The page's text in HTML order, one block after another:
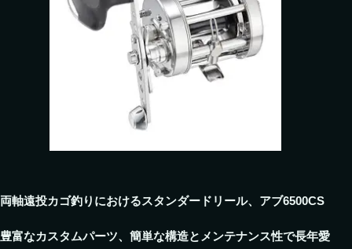
両軸遠投カゴ釣りにおけるスタンダードリール、アブ6500CS
豊富なカスタムパーツ、簡単な構造とメンテナンス性で長年愛